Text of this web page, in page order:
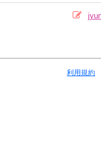
利用規約